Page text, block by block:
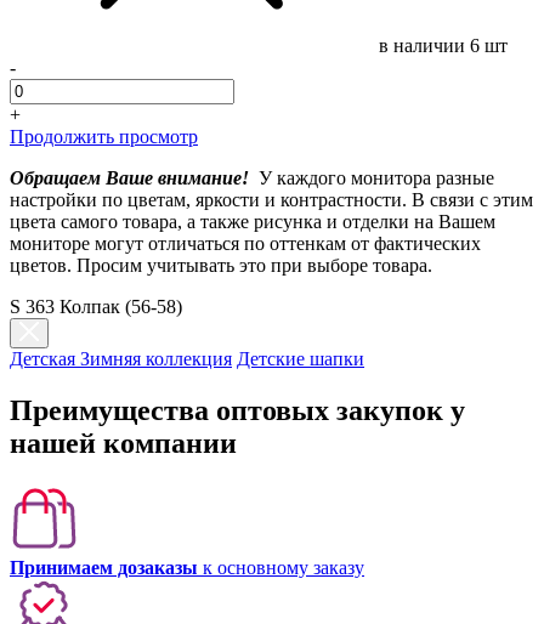
в наличии 6 шт
-
+
Продолжить просмотр
Обращаем Ваше внимание! У каждого монитора разные
настройки по цветам, яркости и контрастности. В связи с этим
цвета самого товара, а также рисунка и отделки на Вашем
мониторе могут отличаться по оттенкам от фактических
цветов. Просим учитывать это при выборе товара.
S 363 Колпак (56-58)
Детская Зимняя коллекция Детские шапки
Преимущества оптовых закупок у
нашей компании
Принимаем дозаказы к основному заказу